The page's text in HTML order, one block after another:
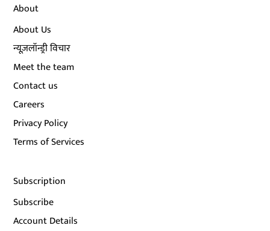
About
About Us
न्यूज़लॉन्ड्री विचार
Meet the team
Contact us
Careers
Privacy Policy
Terms of Services
Subscription
Subscribe
Account Details